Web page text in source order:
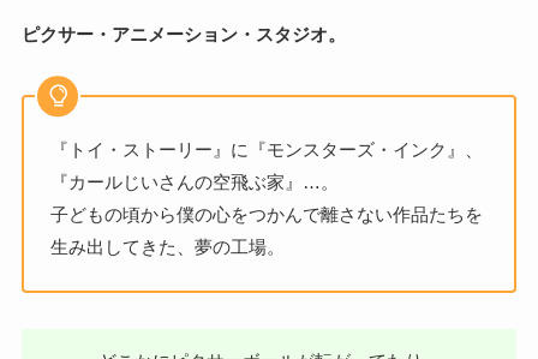
ピクサー・アニメーション・スタジオ。
『トイ・ストーリー』に『モンスターズ・インク』、
『カールじいさんの空飛ぶ家』…。
子どもの頃から僕の心をつかんで離さない作品たちを
生み出してきた、夢の工場。